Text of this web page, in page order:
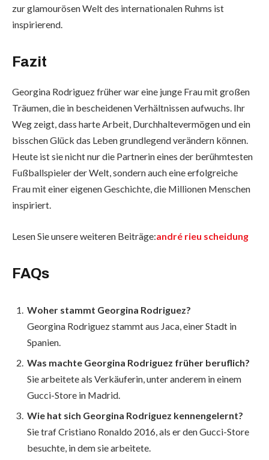
zur glamourösen Welt des internationalen Ruhms ist
inspirierend.
Fazit
Georgina Rodriguez früher war eine junge Frau mit großen
Träumen, die in bescheidenen Verhältnissen aufwuchs. Ihr
Weg zeigt, dass harte Arbeit, Durchhaltevermögen und ein
bisschen Glück das Leben grundlegend verändern können.
Heute ist sie nicht nur die Partnerin eines der berühmtesten
Fußballspieler der Welt, sondern auch eine erfolgreiche
Frau mit einer eigenen Geschichte, die Millionen Menschen
inspiriert.
Lesen Sie unsere weiteren Beiträge:andré rieu scheidung
FAQs
Woher stammt Georgina Rodriguez?
Georgina Rodriguez stammt aus Jaca, einer Stadt in
Spanien.
Was machte Georgina Rodriguez früher beruflich?
Sie arbeitete als Verkäuferin, unter anderem in einem
Gucci-Store in Madrid.
Wie hat sich Georgina Rodriguez kennengelernt?
Sie traf Cristiano Ronaldo 2016, als er den Gucci-Store
besuchte, in dem sie arbeitete.